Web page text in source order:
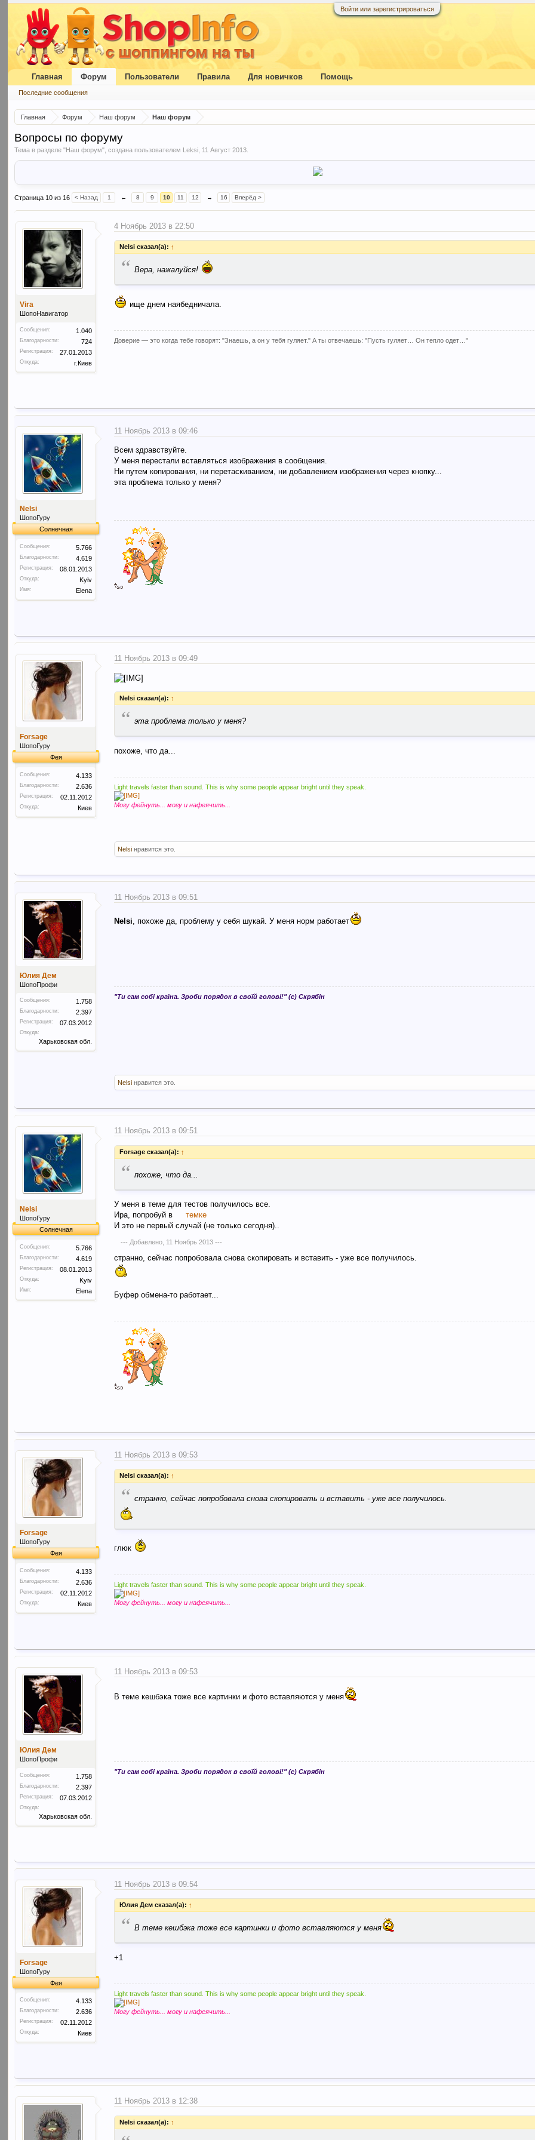
Войти или зарегистрироваться
Главная Форум Наш форум Наш форум
Вопросы по форуму
Тема в разделе "Наш форум", создана пользователем Leksi 11 Август 2013
Страница 10 из 16 < Назад 1 ← 8 9 10 11 12 → 16 Вперёд >
Vira
ШопоНавигатор
Сообщения: 1.040
Благодарности: 724
Регистрация: 27.01.2013
Откуда: г.Киев
4 Ноябрь 2013 в 22:50
Nelsi сказал(а): ↑
“ Вера, нажалуйся!
ище днем наябедничала.
Доверие — это когда тебе говорят: "Знаешь, а он у тебя гуляет." А ты отвечаешь: "Пусть гуляет… Он тепло одет…"
Nelsi
ШопоГуру
Солнечная
Сообщения: 5.766
Благодарности: 4.619
Регистрация: 08.01.2013
Откуда: Kyiv
Имя: Elena
11 Ноябрь 2013 в 09:46
Всем здравствуйте.
У меня перестали вставляться изображения в сообщения.
Ни путем копирования, ни перетаскиванием, ни добавлением изображения через кнопку...
эта проблема только у меня?
Forsage
ШопоГуру
Фея
Сообщения: 4.133
Благодарности: 2.636
Регистрация: 02.11.2012
Откуда: Киев
11 Ноябрь 2013 в 09:49
Nelsi сказал(а): ↑
“ эта проблема только у меня?
похоже, что да...
Light travels faster than sound. This is why some people appear bright until they speak.
Могу фейнуть... могу и нафеячить...
Nelsi нравится это.
Юлия Дем
ШопоПрофи
Сообщения: 1.758
Благодарности: 2.397
Регистрация: 07.03.2012
Откуда:
Харьковская обл.
11 Ноябрь 2013 в 09:51
Nelsi, похоже да, проблему у себя шукай. У меня норм работает
"Ти сам собі країна. Зроби порядок в своїй голові!" (с) Скрябін
Nelsi нравится это.
Nelsi
ШопоГуру
Солнечная
Сообщения: 5.766
Благодарности: 4.619
Регистрация: 08.01.2013
Откуда: Kyiv
Имя: Elena
11 Ноябрь 2013 в 09:51
Forsage сказал(а): ↑
“ похоже, что да...
У меня в теме для тестов получилось все.
Ира, попробуй в
темке
И это не первый случай (не только сегодня)..
--- Добавлено, 11 Ноябрь 2013 ---
странно, сейчас попробовала снова скопировать и вставить - уже все получилось.
Буфер обмена-то работает...
Forsage
ШопоГуру
Фея
Сообщения: 4.133
Благодарности: 2.636
Регистрация: 02.11.2012
Откуда: Киев
11 Ноябрь 2013 в 09:53
Nelsi сказал(а): ↑
“ странно, сейчас попробовала снова скопировать и вставить - уже все получилось.
глюк
Light travels faster than sound. This is why some people appear bright until they speak.
Могу фейнуть... могу и нафеячить...
Юлия Дем
ШопоПрофи
Сообщения: 1.758
Благодарности: 2.397
Регистрация: 07.03.2012
Откуда:
Харьковская обл.
11 Ноябрь 2013 в 09:53
В теме кешбэка тоже все картинки и фото вставляются у меня
"Ти сам собі країна. Зроби порядок в своїй голові!" (с) Скрябін
Forsage
ШопоГуру
Фея
Сообщения: 4.133
Благодарности: 2.636
Регистрация: 02.11.2012
Откуда: Киев
11 Ноябрь 2013 в 09:54
Юлия Дем сказал(а): ↑
“ В теме кешбэка тоже все картинки и фото вставляются у меня
+1
Light travels faster than sound. This is why some people appear bright until they speak.
Могу фейнуть... могу и нафеячить...
11 Ноябрь 2013 в 12:38
Nelsi сказал(а): ↑
Главная Форум
Последние сообщения
Пользователи Правила Для новичков Помощь